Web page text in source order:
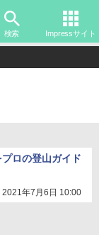
検索 Impressサイト
ロの登山ガイド
2021年7月6日 10:00